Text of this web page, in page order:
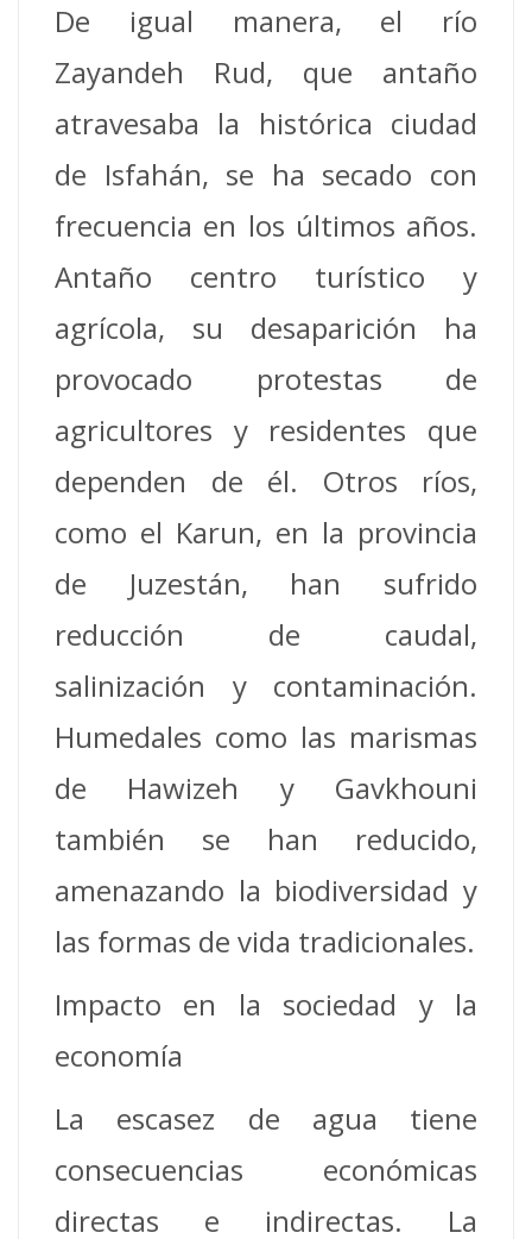
De igual manera, el río
Zayandeh Rud, que antaño
atravesaba la histórica ciudad
de Isfahán, se ha secado con
frecuencia en los últimos años.
Antaño centro turístico y
agrícola, su desaparición ha
provocado protestas de
agricultores y residentes que
dependen de él. Otros ríos,
como el Karun, en la provincia
de Juzestán, han sufrido
reducción de caudal,
salinización y contaminación.
Humedales como las marismas
de Hawizeh y Gavkhouni
también se han reducido,
amenazando la biodiversidad y
las formas de vida tradicionales.
Impacto en la sociedad y la
economía
La escasez de agua tiene
consecuencias económicas
directas e indirectas. La